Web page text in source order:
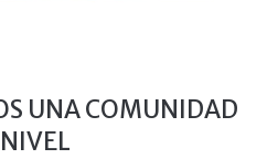
UNA COMUNIDAD